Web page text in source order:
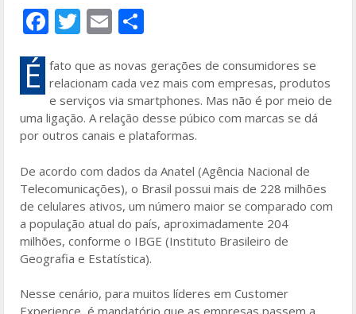
F
ac
e
b
o
o
k
T
w
itt
er
E
m
ai
l
ar
e
É
fato que as novas gerações de consumidores se
relacionam cada vez mais com empresas, produtos
e serviços via smartphones. Mas não é por meio de
uma ligação. A relação desse púbico com marcas se dá
por outros canais e plataformas.
De acordo com dados da Anatel (Agência Nacional de
Telecomunicações), o Brasil possui mais de 228 milhões
de celulares ativos, um número maior se comparado com
a população atual do país, aproximadamente 204
milhões, conforme o IBGE (Instituto Brasileiro de
Geografia e Estatística).
Nesse cenário, para muitos líderes em Customer